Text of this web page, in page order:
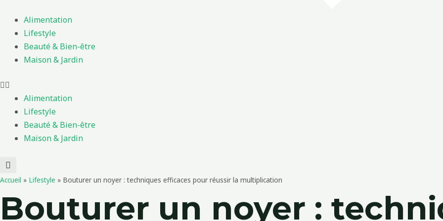
contenu
Alimentation
Lifestyle
Beauté & Bien-être
Maison & Jardin
Alimentation
Lifestyle
Beauté & Bien-être
Maison & Jardin
Accueil » Lifestyle » Bouturer un noyer : techniques efficaces pour réussir la multiplication
Bouturer un noyer :